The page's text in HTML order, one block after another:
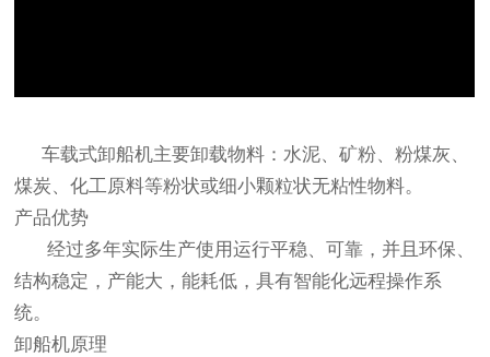
车载式卸船机主要卸载物料：水泥、矿粉、粉煤灰、
煤炭、化工原料等粉状或细小颗粒状无粘性物料。
产品优势
经过多年实际生产使用运行平稳、可靠，并且环保、
结构稳定，产能大，能耗低，具有智能化远程操作系
统。
卸船机原理